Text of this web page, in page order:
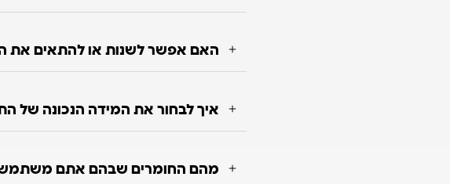
האם אפשר לשנות או להתאים את
איך לבחור את המידה הנכונה של
מהם החומרים שבהם אתם